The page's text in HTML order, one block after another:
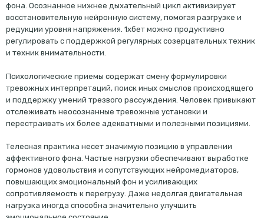
фона. Осознанное нижнее дыхательный цикл активизирует
восстановительную нейронную систему, помогая разгрузке и
редукции уровня напряжения. 1хбет можно продуктивно
регулировать с поддержкой регулярных созерцательных техник
и техник внимательности.
Психологические приемы содержат смену формулировки
тревожных интерпретаций, поиск иных смыслов происходящего
и поддержку умений трезвого рассуждения. Человек привыкают
отслеживать неосознанные тревожные установки и
перестраивать их более адекватными и полезными позициями.
Телесная практика несет значимую позицию в управлении
аффективного фона. Частые нагрузки обеспечивают выработке
гормонов удовольствия и сопутствующих нейромедиаторов,
повышающих эмоциональный фон и усиливающих
сопротивляемость к перегрузу. Даже недолгая двигательная
нагрузка иногда способна значительно улучшить